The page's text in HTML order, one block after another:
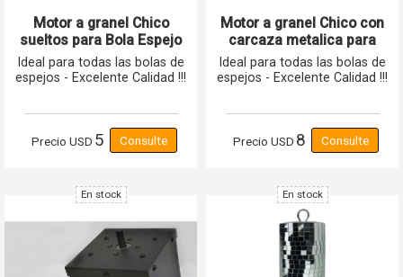
Motor a granel Chico
sueltos para Bola Espejo
Calidad A Gcm Pro
Ideal para todas las bolas de
espejos - Excelente Calidad !!!
Precio USD 5
Motor a granel Chico con
carcaza metalica para
Bola Espejo Calidad A
Gcm Pro
Ideal para todas las bolas de
espejos - Excelente Calidad !!!
Precio USD 8
En stock En stock